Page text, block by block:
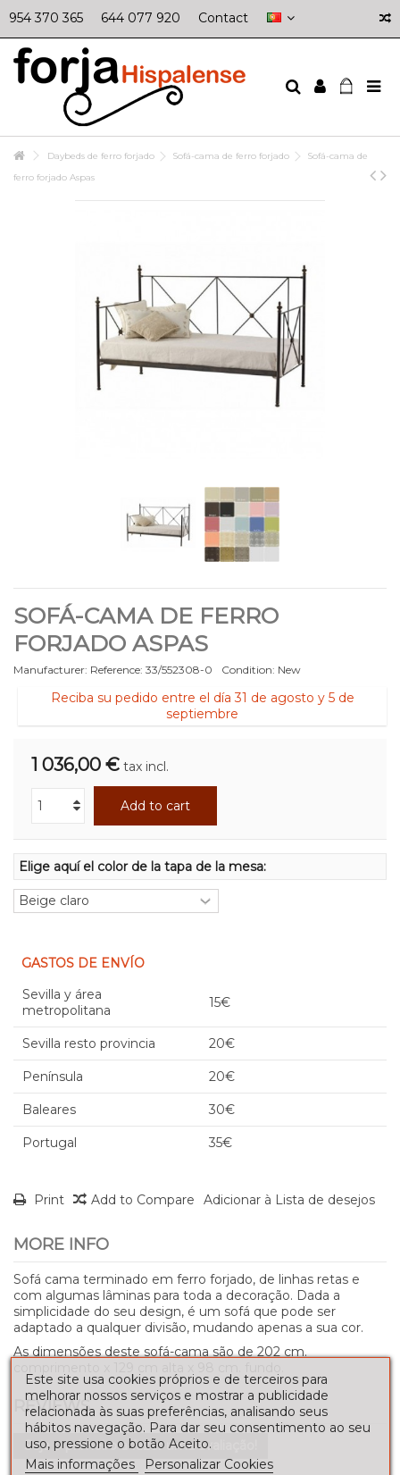
954 370 365 644 077 920 Contact
Daybeds de ferro forjado Sofá-cama de ferro forjado
Sofá-cama de
ferro forjado Aspas
SOFÁ-CAMA DE FERRO
FORJADO ASPAS
Manufacturer: Reference: 33/552308-0 Condition: New
Reciba su pedido entre el día 31 de agosto y 5 de
septiembre
1 036,00 € tax incl.
Add to cart
Elige aquí el color de la tapa de la mesa:
GASTOS DE ENVÍO
Sevilla y área
metropolitana
15€
Sevilla resto provincia 20€
Península 20€
Baleares 30€
Portugal 35€
Print Add to Compare Adicionar à Lista de desejos
MORE INFO
Sofá cama terminado em ferro forjado, de linhas retas e
com algumas lâminas para toda a decoração. Dada a
simplicidade do seu design, é um sofá que pode ser
adaptado a qualquer divisão, mudando apenas a sua cor.
As dimensões deste sofá-cama são de 202 cm.
REVIEWS
Seja o primeiro a fazer uma avaliação!
Este site usa cookies próprios e de terceiros para
melhorar nossos serviços e mostrar a publicidade
relacionada às suas preferências, analisando seus
hábitos navegação. Para dar seu consentimento ao seu
uso, pressione o botão Aceito.
Mais informações
Personalizar Cookies